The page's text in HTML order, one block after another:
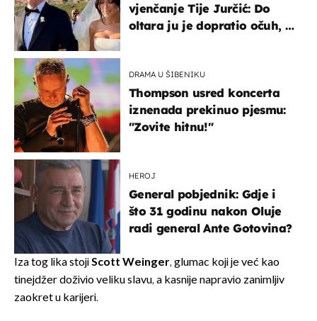
vjenčanje Tije Jurčić: Do
oltara ju je dopratio očuh, a
DRAMA U ŠIBENIKU
Thompson usred koncerta
iznenada prekinuo pjesmu:
"Zovite hitnu!"
HEROJ
General pobjednik: Gdje i
što 31 godinu nakon Oluje
radi general Ante Gotovina?
Iza tog lika stojiScott Weinger, glumac koji je već kao
tinejdžer doživio veliku slavu, a kasnije napravio zanimljiv
zaokret u karijeri.